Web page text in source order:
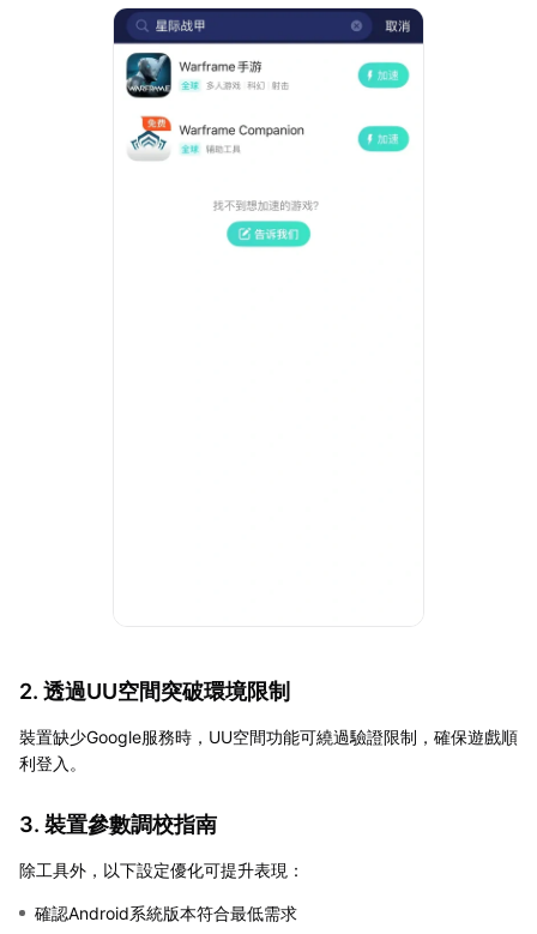
2. 透過UU空間突破環境限制
裝置缺少Google服務時，UU空間功能可繞過驗證限制，確保遊戲順
利登入。
3. 裝置參數調校指南
除工具外，以下設定優化可提升表現：
確認Android系統版本符合最低需求